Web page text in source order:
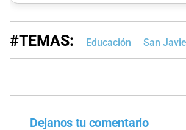
#TEMAS: Educación San
Dejanos tu comentario